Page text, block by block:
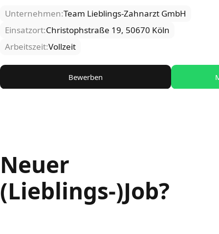
Unternehmen:Team Lieblings-Zahnarzt GmbH
Einsatzort:Christophstraße 19, 50670 Köln
Arbeitszeit:Vollzeit
Bewerben
Neuer
(Lieblings-)Job?